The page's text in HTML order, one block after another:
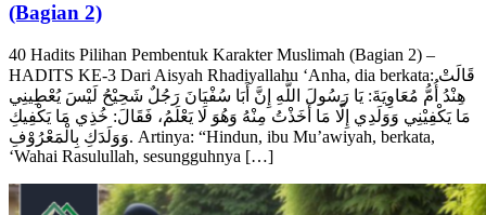
40 Hadits Pilihan Pembentuk Karakter Muslimah (Bagian 2) –
هِنْدُ أُمُّ مُعَاوِيَةَ: يَا رَسُولَ اللَّهِ إِنَّ أَبَا سُفْيَانَ رَجُلٌ شَحِيْحُ لَيْسَ يُعْطِينِي
مَا يَكْفِيْنِي وَوَلَدِي إِلَّا مَا أَخَذْتُ مِنْهُ وَهُوَ لَا يَعْلَمُ، فَقَالَ: خُذِي مَا يَكْفِيكِ
وَوَلَدَكِ بِالْمَعْرُوْفِ. Artinya: “Hindun, ibu Mu’awiyah, berkata,
‘Wahai Rasulullah, sesungguhnya […]